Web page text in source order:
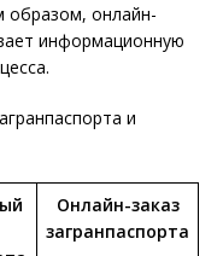
образом, онлайн-
информационную
и
Онлайн-заказ
загранпаспорта